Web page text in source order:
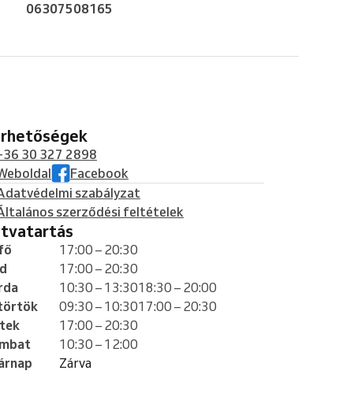
06307508165
30 327 2898
Facebook
szabályzat
szerződési feltételek
17:00 – 20:30
17:00 – 20:30
10:30 – 13:3018:30 – 20:00
09:30 – 10:3017:00 – 20:30
17:00 – 20:30
10:30 – 12:00
Zárva